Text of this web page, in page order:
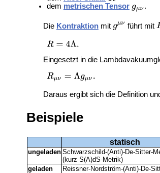
dem metrischen Tensor .
Die Kontraktionmit führt mit
Eingesetzt in die
Daraus ergibt sich die Definition
Beispiele
statisch
ungeladen Schwarzschild-(Anti)-De-Sitter-
(kurz S(A)dS-Metrik)
geladen
Reissner-Nordström-(Anti)-De-